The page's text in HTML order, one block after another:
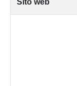
Sito web